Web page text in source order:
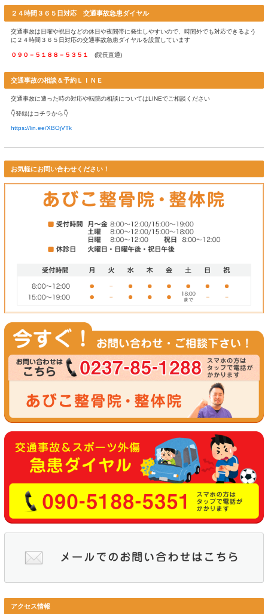
住所：山形県寒河江市七日町５番１号
TEL：０２３７－８４－６６２３
診療時間：９：００～１２：００ ／ １５：００～１８：００
休診日：祝日
山形県寒河江市の整形外科｜おやま整形外科クリニック
熊坂整形外科医院
あびこ整骨院から徒歩３分の寒河江市の整形外科
女性の先生で安心感があります
住所：山形県寒河江市栄町７－１１
TEL：０２３７－８６－３１０１
休診日：日曜日 水曜日 祝日
👇詳しくはＷＥＢをご覧ください👇
熊坂整形外科医院 (snma.or.jp)
たかはし元気クリニック
隣町の中山町で寒河江市外なんですが、あびこ整骨院の患者さん
ご紹介します
住所：山形県東村山郡中山町大字小塩１２８４－５
TEL：０２３－６６３－３５７５
診療時間：８：３０～１２：００ ／ １４：００～１７：３０
休診日：土曜日 日曜日 祝日
👇詳しくはＷＥＢをご覧ください👇
たかはし元気クリニック：天童市東村山郡医師会 (thma-
２４時間３６５日対応 交通事故急患ダイヤル
に２４時間３６５日対応の交通事故急患ダイヤルを設置していま